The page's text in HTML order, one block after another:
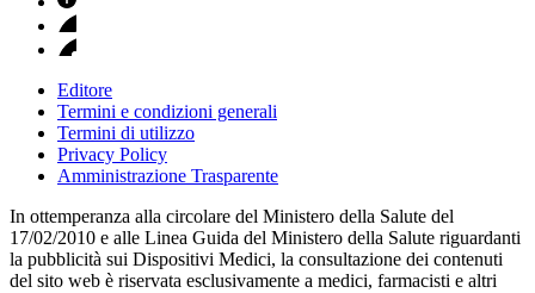
Editore
Termini e condizioni generali
Termini di utilizzo
Privacy Policy
Amministrazione Trasparente
In ottemperanza alla circolare del Ministero della Salute del
17/02/2010 e alle Linea Guida del Ministero della Salute riguardanti
la pubblicità sui Dispositivi Medici, la consultazione dei contenuti
del sito web è riservata esclusivamente a medici, farmacisti e altri